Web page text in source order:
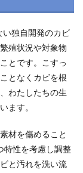
独自開発のカビ
殖状況や対象物
とです。こすっ
となくカビを根
わたしたちの生
ます。
材を傷めること
特性を考慮し調整
と汚れを洗い流